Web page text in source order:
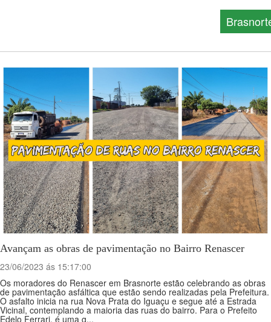
Avançam as obras de pavimentação no Bairro Renascer
23/06/2023 ás 15:17:00
Os moradores do Renascer em Brasnorte estão celebrando as obras
de pavimentação asfáltica que estão sendo realizadas pela Prefeitura.
O asfalto inicia na rua Nova Prata do Iguaçu e segue até a Estrada
Vicinal, contemplando a maioria das ruas do bairro. Para o Prefeito
Edelo Ferrari, é uma g...